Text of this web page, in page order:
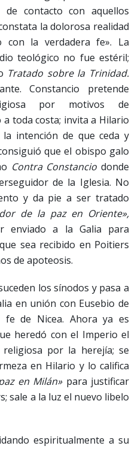
contacto con aquellos
la dolorosa realidad
con la verdadera fe». La
teológico no fue estéril;
Tratado sobre la Trinidad.
Constancio pretende
por motivos de
toda costa; invita a Hilario
intención de que ceda y
que el obispo galo
Contra Constanciodonde
de la Iglesia. No
y da pie a ser tratado
de la paz en Oriente»,
enviado a la Galia para
sea recibido en Poitiers
de apoteosis.
los sínodos y pasa a
en unión con Eusebio de
fe de Nicea. Ahora ya es
heredó con el Imperio el
por la herejía; se
en Hilario y lo califica
en Milán»para justificar
sale a la luz el nuevo libelo
espiritualmente a su